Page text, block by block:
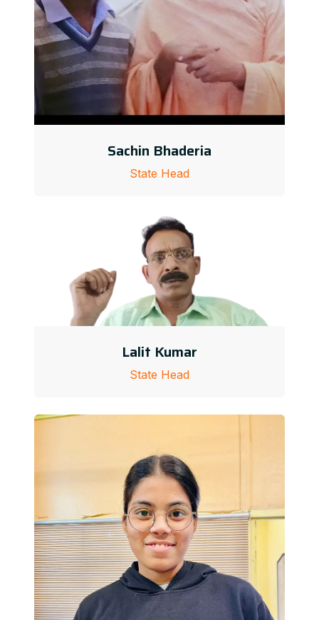
Sachin Bhaderia
State Head
Lalit Kumar
State Head